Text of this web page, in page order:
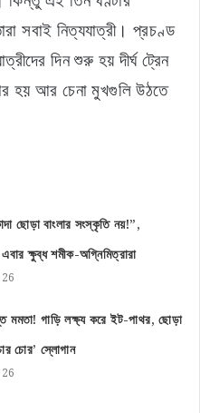
সবাই নিত্যযাত্রী। প্রচণ্ড
দিন শুরু হয় দীর্ঘ ট্রেন
হয় আর চেনা মুখগুলি উঠতে
ছোড়া বাংলার সংস্কৃতি নয়!”,
ক্ষুব্ধ শমীক-অগ্নিমিত্রারা
মমতা! গাড়ি লক্ষ্য করে ইট-পাথর, ছোড়া
চোর’ স্লোগান